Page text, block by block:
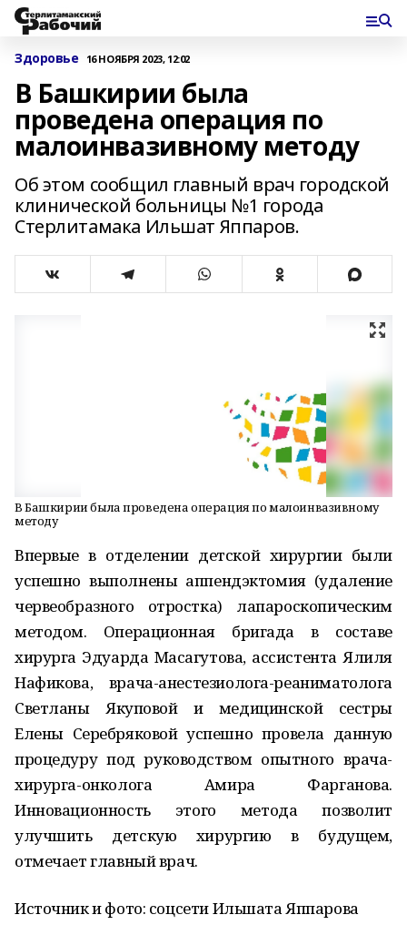
Здоровье 16 НОЯБРЯ 2023, 12:02
В Башкирии была
проведена операция по
малоинвазивному методу
Об этом сообщил главный врач городской
клинической больницы №1 города
Стерлитамака Ильшат Яппаров.
В Башкирии была проведена операция по малоинвазивному
методу
Впервые в отделении детской хирургии были
успешно выполнены аппендэктомия (удаление
червеобразного отростка) лапароскопическим
методом. Операционная бригада в составе
хирурга Эдуарда Масагутова, ассистента Ялиля
Нафикова, врача-анестезиолога-реаниматолога
Светланы Якуповой и медицинской сестры
Елены Серебряковой успешно провела данную
процедуру под руководством опытного врача-
хирурга-онколога Амира Фарганова.
Инновационность этого метода позволит
улучшить детскую хирургию в будущем,
отмечает главный врач.
Источник и фото: соцсети Ильшата Яппарова